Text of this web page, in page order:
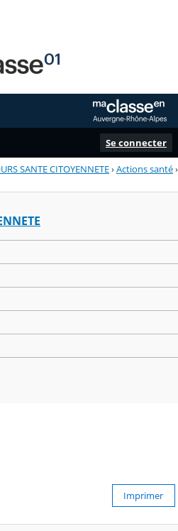
Se connecter
SANTE CITOYENNETE›Actions santé›
Imprimer